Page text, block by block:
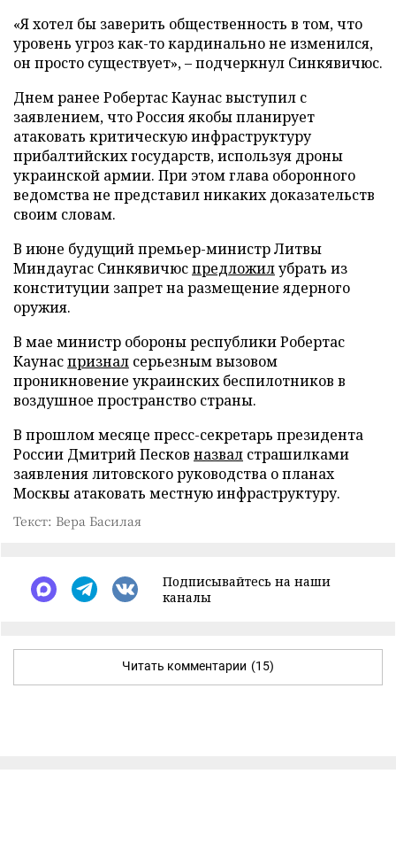
«Я хотел бы заверить общественность в том, что
уровень угроз как-то кардинально не изменился,
он просто существует», – подчеркнул Синкявичюс.
Днем ранее Робертас Каунас выступил с
заявлением, что Россия якобы планирует
атаковать критическую инфраструктуру
прибалтийских государств, используя дроны
украинской армии. При этом глава оборонного
ведомства не представил никаких доказательств
своим словам.
В июне будущий премьер-министр Литвы
Миндаугас Синкявичюспредложилубрать из
конституции запрет на размещение ядерного
оружия.
В мае министр обороны республики Робертас
Каунаспризнал серьезным вызовом
проникновение украинских беспилотников в
воздушное пространство страны.
В прошлом месяце пресс-секретарь президента
России Дмитрий Песков назвал страшилками
заявления литовского руководства о планах
Москвы атаковать местную инфраструктуру.
Текст: Вера Басилая
Подписывайтесь на наши
каналы
Читать комментарии (15)